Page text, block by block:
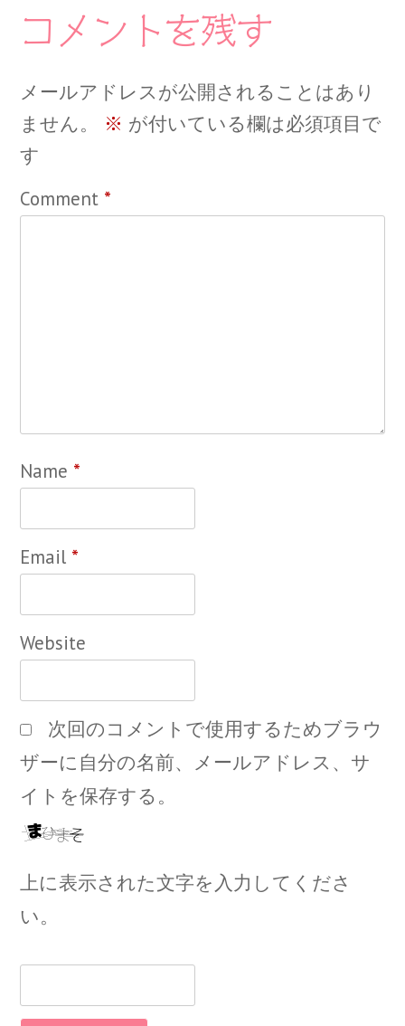
コメントを残す
メールアドレスが公開されることはあり
ません。
※ が付いている欄は必須項目で
す
Comment *
Name *
Email *
Website
次回のコメントで使用するためブラウ
ザーに自分の名前、メールアドレス、サ
イトを保存する。
上に表示された文字を入力してくださ
い。